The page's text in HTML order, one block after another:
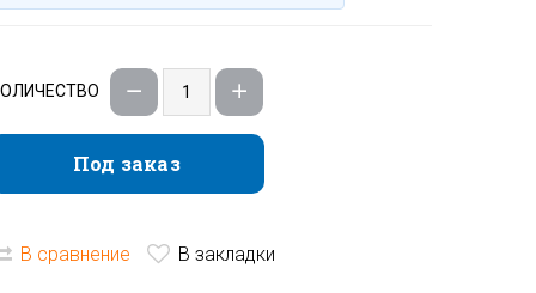
Под заказ
Под заказ
В сравнение В закладки